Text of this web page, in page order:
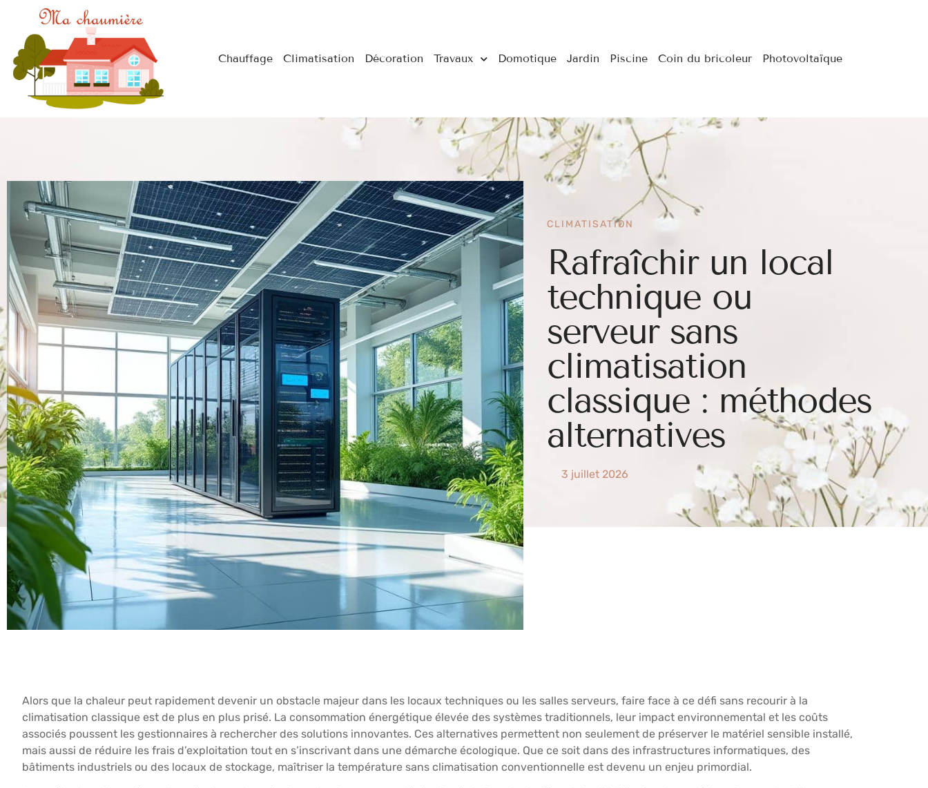
Chauffage Climatisation Décoration Travaux Domotique Jardin Piscine Coin du bricoleur Photovoltaïque
CLIMATISATION
Rafraîchir un local
technique ou
serveur sans
climatisation
classique : méthodes
alternatives
3 juillet 2026
Alors que la chaleur peut rapidement devenir un obstacle majeur dans les locaux techniques ou les salles serveurs, faire face à ce défi sans recourir à la
climatisation classique est de plus en plus prisé. La consommation énergétique élevée des systèmes traditionnels, leur impact environnemental et les coûts
associés poussent les gestionnaires à rechercher des solutions innovantes. Ces alternatives permettent non seulement de préserver le matériel sensible installé,
mais aussi de réduire les frais d’exploitation tout en s’inscrivant dans une démarche écologique. Que ce soit dans des infrastructures informatiques, des
bâtiments industriels ou des locaux de stockage, maîtriser la température sans climatisation conventionnelle est devenu un enjeu primordial.